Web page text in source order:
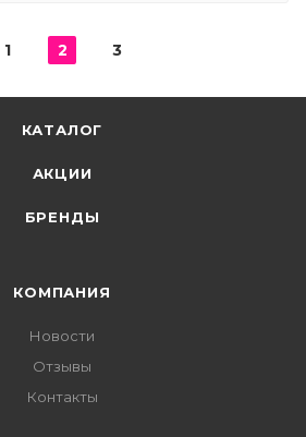
1 2 3
КАТАЛОГ
АКЦИИ
БРЕНДЫ
КОМПАНИЯ
Новости
Отзывы
Контакты